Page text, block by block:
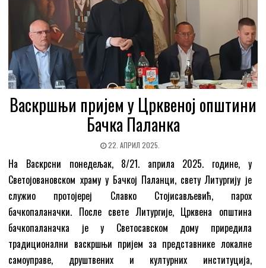
Васкршњи пријем у Црквеној општини
Бачка Паланка
22. АПРИЛ 2025.
На Васкрсни понедељак, 8/21. априла 2025. године, у
Светојовановском храму у Бачкој Паланци, свету Литургију је
служио протојереј Славко Стојисављевић, парох
бачкопаланачки. После свете Литургије, Црквена општина
бачкопаланачка је у Светосавском дому приредила
традиционални васкршњи пријем за представнике локалне
самоуправе, друштвених и културних институција,